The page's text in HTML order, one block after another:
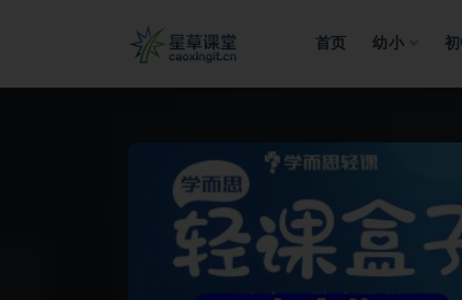
首页 幼小 初